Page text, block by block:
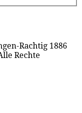
Rachtig 1886
Rechte